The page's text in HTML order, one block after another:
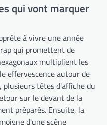
qui vont marquer
à vivre une année
qui promettent de
multiplient les
effervescence autour de
plusieurs têtes d'affiche du
sur le devant de la
préparés. Ensuite, la
d'une scène